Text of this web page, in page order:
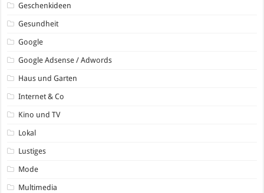
Geschenkideen
Gesundheit
Google
Google Adsense / Adwords
Haus und Garten
Internet & Co
Kino und TV
Lokal
Lustiges
Mode
Multimedia